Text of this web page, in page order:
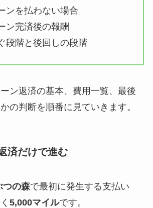
ンを払わない場合
ン完済後の報酬
段階と後回しの段階
ン返済の基本、費用一覧、最後
の判断を順番に見ていきます。
済だけで進む
つの森で最初に発生する支払い
5,000マイルです。